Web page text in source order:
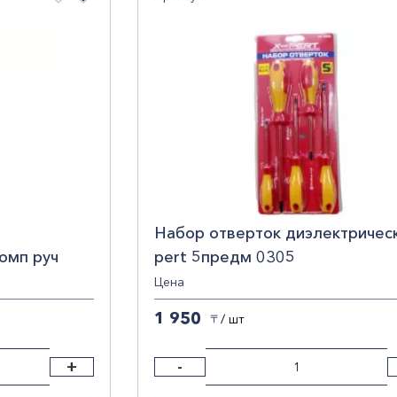
По наименованию
фильтры
руч
+
Набор отверток
pert 5предм 0305
Цена
1 950 〒 / шт
-